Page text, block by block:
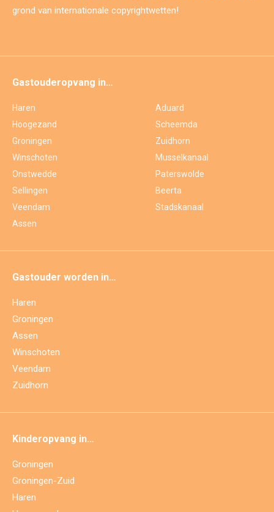
grond van internationale copyrightwetten!
Gastouderopvang in…
Haren
Hoogezand
Groningen
Winschoten
Onstwedde
Sellingen
Veendam
Assen
Aduard
Scheemda
Zuidhorn
Musselkanaal
Paterswolde
Beerta
Stadskanaal
Gastouder worden in…
Haren
Groningen
Assen
Winschoten
Veendam
Zuidhorn
Kinderopvang in…
Groningen
Groningen-Zuid
Haren